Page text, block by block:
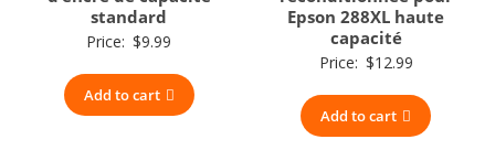
standard
Price: $9.99
Add to cart
Epson 288XL haute
capacité
Price: $12.99
Add to cart